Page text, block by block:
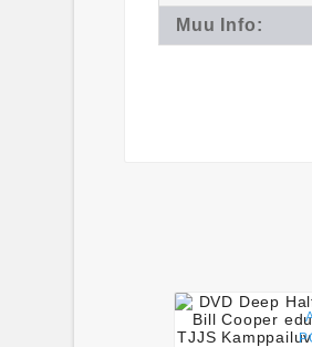
Muu Info:
 